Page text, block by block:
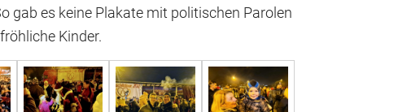
gab es keine Plakate mit politischen Parolen
Kinder.